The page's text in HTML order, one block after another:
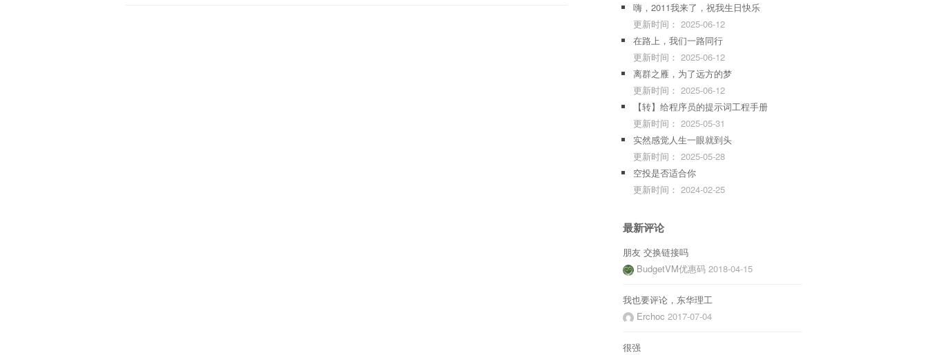
嗨，2011我来了，祝我生日快乐
更新时间： 2025-06-12
在路上，我们一路同行
更新时间： 2025-06-12
离群之雁，为了远方的梦
更新时间： 2025-06-12
【转】给程序员的提示词工程手册
更新时间： 2025-05-31
实然感觉人生一眼就到头
更新时间： 2025-05-28
空投是否适合你
更新时间： 2024-02-25
最新评论
朋友 交换链接吗
BudgetVM优惠码 2018-04-15
我也要评论，东华理工
Erchoc 2017-07-04
很强